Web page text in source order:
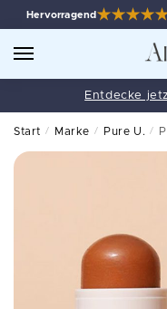
Hervorragend
Entdecke
Start / Marke / Pure U. /